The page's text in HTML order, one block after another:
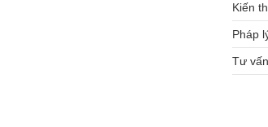
Kiến
Pháp
Tư